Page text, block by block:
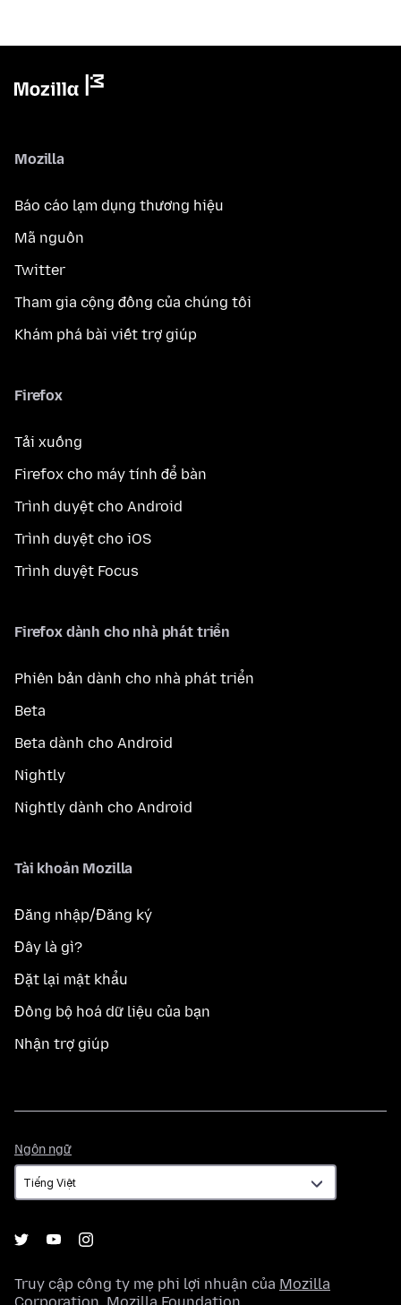
Mozilla
Báo cáo lạm dụng thương hiệu
Mã nguồn
Twitter
Tham gia cộng đồng của chúng tôi
Khám phá bài viết trợ giúp
Firefox
Tải xuống
Firefox cho máy tính để bàn
Trình duyệt cho Android
Trình duyệt cho iOS
Trình duyệt Focus
Firefox dành cho nhà phát triển
Phiên bản dành cho nhà phát triển
Beta
Beta dành cho Android
Nightly
Nightly dành cho Android
Tài khoản Mozilla
Đăng nhập/Đăng ký
Đây là gì?
Đặt lại mật khẩu
Đồng bộ hoá dữ liệu của bạn
Nhận trợ giúp
Ngôn ngữ
ngữ
Truy cập công ty mẹ phi lợi nhuận của Mozilla